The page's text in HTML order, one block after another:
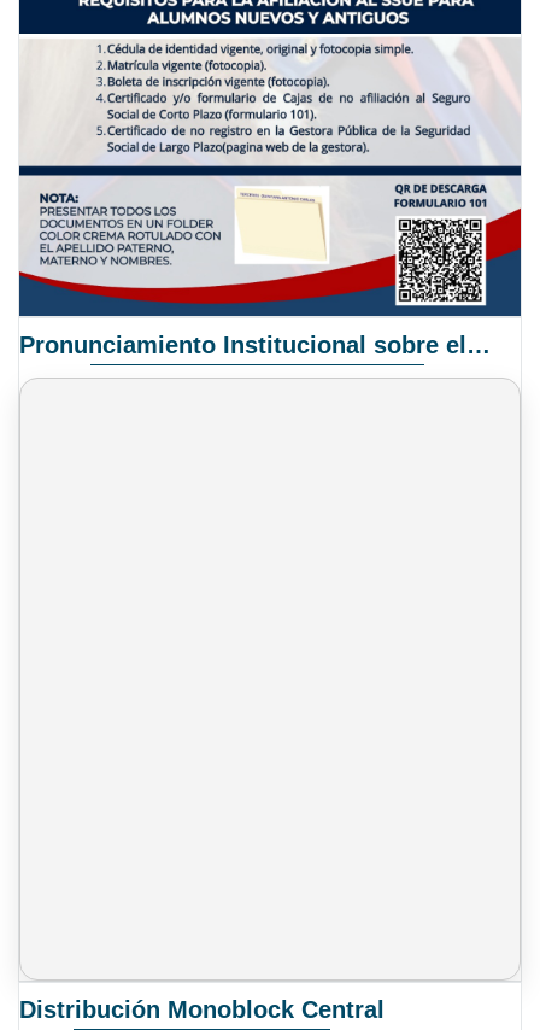
Pronunciamiento Institucional sobre el Proyecto de Ley N° 068/2025-2026 C.S.
Distribución Monoblock Central